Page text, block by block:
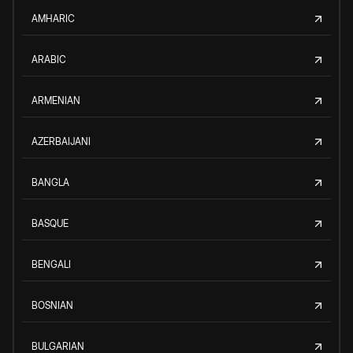
AMHARIC
ARABIC
ARMENIAN
AZERBAIJANI
BANGLA
BASQUE
BENGALI
BOSNIAN
BULGARIAN